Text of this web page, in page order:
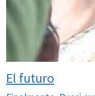
El futuro